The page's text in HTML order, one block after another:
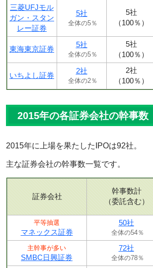
三菱UFJモル
ガン・スタン
レー証券
5社
全体の5％
5社
（100％）
東海東京証券
5社
全体の5％
5社
（100％）
いちよし証券
2社
全体の2％
2社
（100％）
2015年の各証券会社の幹事数
2015年に上場を果たしたIPOは92社。
主な証券会社の幹事数一覧です。
証券会社
幹事数計
（委託含む）
平等抽選
マネックス証券
50社
全体の54％
主幹事が多い
SMBC日興証券
72社
全体の78％